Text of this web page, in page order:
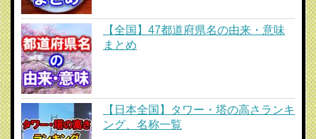
【全国】47都道府県名の由来・意味
まとめ
【日本全国】タワー・塔の高さランキ
ング、名称一覧